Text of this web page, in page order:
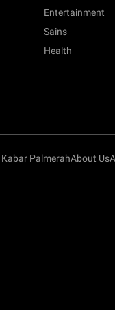
Entertainment
Sains
Health
Kabar PalmerahAbout Us